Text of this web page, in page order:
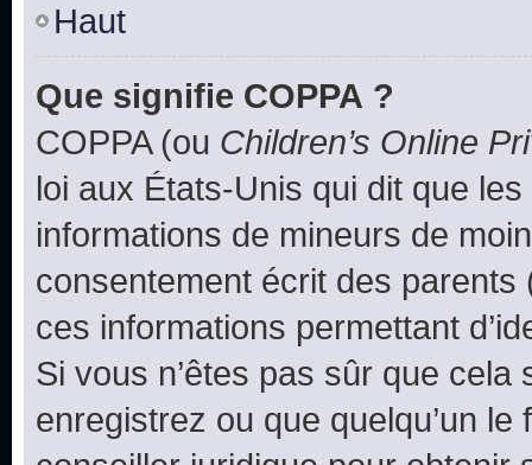
Haut
Que signifie COPPA ?
COPPA (ou Children’s Online
loi aux États-Unis qui dit que
informations de mineurs de
consentement écrit des parents
ces informations permettant
Si vous n’êtes pas sûr que
enregistrez ou que quelqu’un